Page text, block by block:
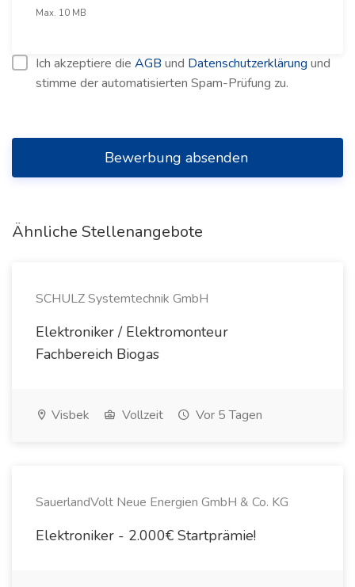
Max. 10 MB
Ich akzeptiere die AGB und Datenschutzerklärung und
stimme der automatisierten Spam-Prüfung zu.
Bewerbung absenden
Ähnliche Stellenangebote
SCHULZ Systemtechnik GmbH
Elektroniker / Elektromonteur
Fachbereich Biogas
Visbek Vollzeit Vor 5 Tagen
SauerlandVolt Neue Energien GmbH & Co. KG
Elektroniker - 2.000€ Startprämie!